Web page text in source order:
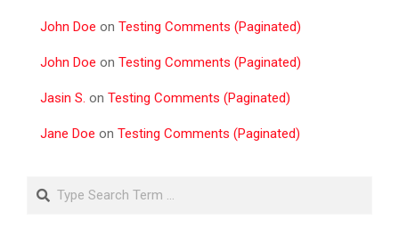
John Doe on Testing Comments (Paginated)
John Doe on Testing Comments (Paginated)
Jasin S. on Testing Comments (Paginated)
Jane Doe on Testing Comments (Paginated)
Search